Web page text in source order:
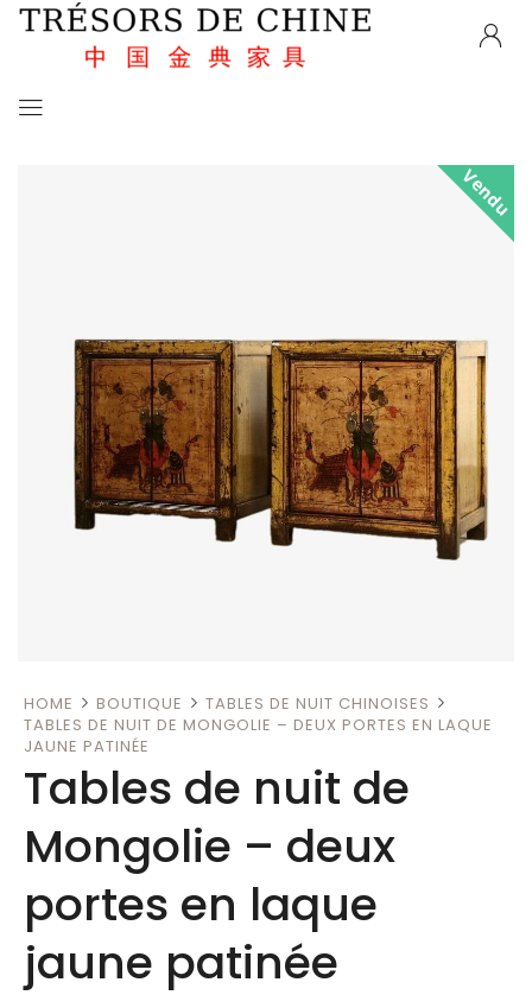
Vendu
HOME BOUTIQUE
TABLES DE NUIT CHINOISES
TABLES DE NUIT DE MONGOLIE – DEUX PORTES EN LAQUE
JAUNE PATINÉE
Tables de nuit de
Mongolie – deux
portes en laque
jaune patinée